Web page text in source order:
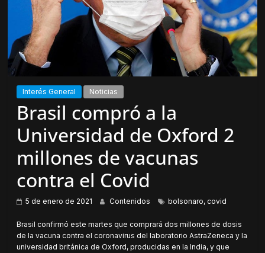
Interés General Noticias
Brasil compró a la
Universidad de Oxford 2
millones de vacunas
contra el Covid
5 de enero de 2021 Contenidos bolsonaro, covid
Brasil confirmó este martes que comprará dos millones de dosis
de la vacuna contra el coronavirus del laboratorio AstraZeneca y la
universidad británica de Oxford, producidas en la India, y que